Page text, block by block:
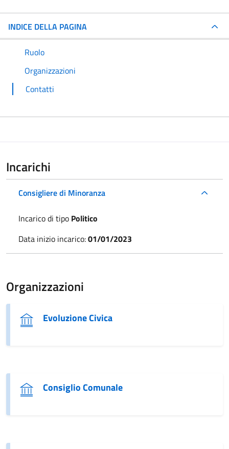
INDICE DELLA PAGINA
Ruolo
Organizzazioni
Contatti
Incarichi
Consigliere di Minoranza
Incarico di tipo Politico
Data inizio incarico:01/01/2023
Organizzazioni
Evoluzione Civica
Consiglio Comunale